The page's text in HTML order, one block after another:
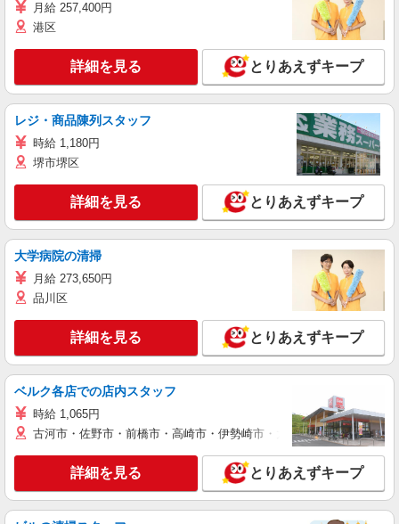
月給 257,400円
港区
詳細を見る とりあえずキープ
レジ・商品陳列スタッフ
時給 1,180円
堺市堺区
詳細を見る とりあえずキープ
大学病院の清掃
月給 273,650円
品川区
詳細を見る とりあえずキープ
ベルク各店での店内スタッフ
時給 1,065円
古河市・佐野市・前橋市・高崎市・伊勢崎市・太田市・館林市・藤
詳細を見る とりあえずキープ